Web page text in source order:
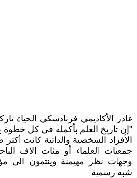
غادر الأكاديمي فرنادسكي الحياة
"إن تاريخ العلم بأكمله في كل خطوة
الأفراد الشخصية والذاتية كانت
جمعيات العلماء أو مئات الاف
وجهات نظر مهيمنة وينتمون الى
شبه رسمية